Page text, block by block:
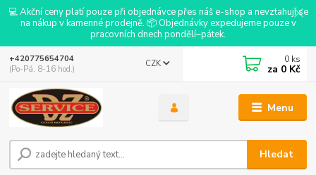
💻 Akční ceny platí pouze při objednávce přes náš e-shop a nevztahují se
na nákup v kamenné prodejně. 📦 Objednávky expedujeme pouze v
pracovních dnech pondělí–pátek.
Menu
CZK
Hledat
+420775654704
(Po-Pá, 8-16 hod.)
0 ks
za 0 Kč